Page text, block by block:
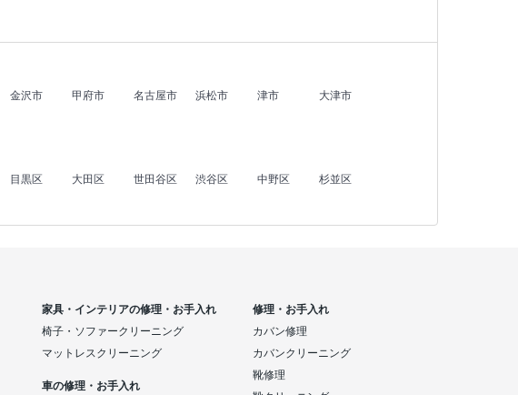
金沢市 甲府市 名古屋市 浜松市 津市
大津市
目黒区 大田区 世田谷区 渋谷区 中野区
杉並区
家具・インテリアの修理・お手入れ
椅子・ソファークリーニング
マットレスクリーニング
車の修理・お手入れ
修理・お手入れ
カバン修理
カバンクリーニング
靴修理